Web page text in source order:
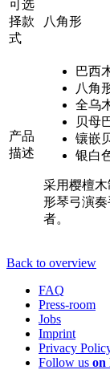
可选
择款
式
八角形
产品
描述
巴西
八角
全乌
贝母
镶嵌
银白
采用樱檀
形琴弓演
者。
Back to overview
FAQ
Press-room
Jobs
Imprint
Privacy
Follow us on